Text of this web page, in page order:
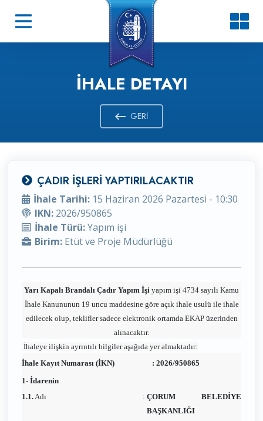
İHALE DETAYI
GERI
ÇADIR İŞLERİ YAPTIRILACAKTIR
İhale Tarihi: 15 Haziran 2026 Pazartesi - 10:30
IKN: 2026/950865
İhale Türü:Yapım işi
Birim: Etüt ve Proje Müdürlüğü
Yarı Kapalı Brandalı Çadır Yapım İşi yapım işi 4734 sayılı Kamu
İhale Kanununun 19 uncu maddesine göre açık ihale usulü ile ihale
edilecek olup, teklifler sadece elektronik ortamda EKAP üzerinden
alınacaktır.
İhaleye ilişkin ayrıntılı bilgiler aşağıda yer almaktadır:
İhale Kayıt Numarası (İKN)
: 2026/950865
1- İdarenin
1.1.Adı : ÇORUM BELEDİYE
BAŞKANLIĞI